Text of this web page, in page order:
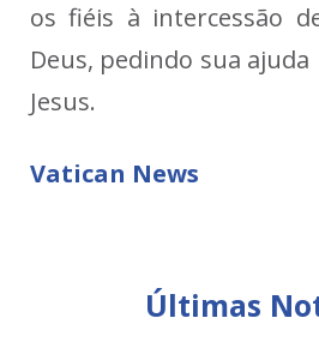
os fiéis à intercessão
Deus, pedindo sua
Jesus.
Vatican News
Últimas